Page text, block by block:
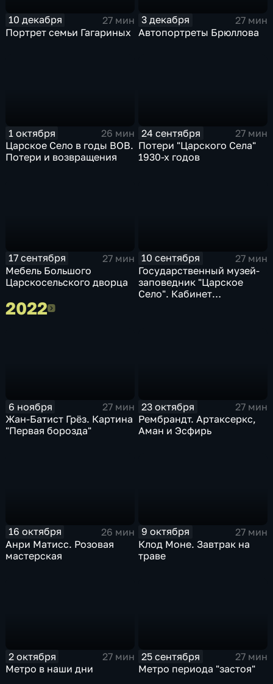
10 декабря
27 мин
Портрет семьи Гагариных
3 декабря
27 мин
Автопортреты Брюллова
1 октября
26 мин
Царское Село в годы ВОВ.
Потери и возвращения
24 сентября
27 мин
Потери "Царского Села"
1930-х годов
17 сентября
27 мин
Мебель Большого
Царскосельского дворца
10 сентября
27 мин
Государственный музей-
заповедник "Царское
Село". Кабинет
20222022
6 ноября
27 мин
Жан-Батист Грёз. Картина
"Первая борозда"
23 октября
27 мин
Рембрандт. Артаксеркс,
Аман и Эсфирь
16 октября
26 мин
Анри Матисс. Розовая
мастерская
9 октября
27 мин
Клод Моне. Завтрак на
траве
2 октября
27 мин
Метро в наши дни
25 сентября
27 мин
Метро периода "застоя"